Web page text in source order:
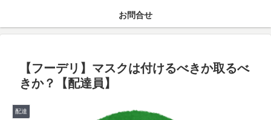
お問合せ
【フーデリ】マスクは付けるべきか取るべ
きか？【配達員】
配達